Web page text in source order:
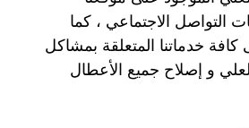
الاجتماعي ، كما
خدماتنا المتعلقة بمشاكل
و إصلاح جميع الأعطال